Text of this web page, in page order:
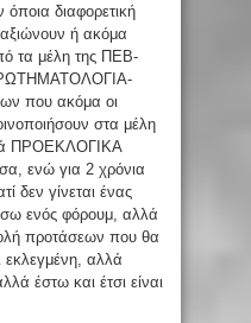
όποια διαφορετική
ή ακόμα
τα μέλη της ΠΕΒ-
που ακόμα οι
στα μέλη
ΠΡΟΕΚΛΟΓΙΚΑ
ενώ για 2 χρόνια
δεν γίνεται ένας
ενός φόρουμ, αλλά
προτάσεων που θα
εκλεγμένη, αλλά
έστω και έτσι είναι